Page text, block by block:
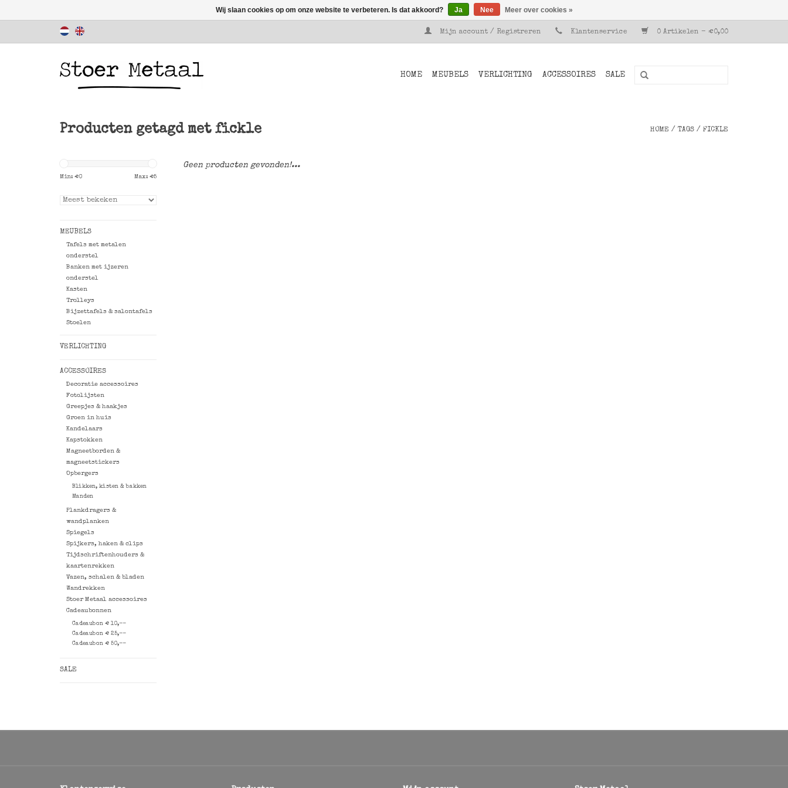
Mijn account / Registreren Klantenservice 0 Artikelen - €0,00
HOME MEUBELS VERLICHTING ACCESSOIRES SALE
Producten getagd met fickle HOME / TAGS / FICKLE
Min: €0 Max: €5
MEUBELS
Tafels met metalen
onderstel
Banken met ijzeren
onderstel
Kasten
Trolleys
Bijzettafels & salontafels
Stoelen
VERLICHTING
ACCESSOIRES
Decoratie accessoires
Fotolijsten
Greepjes & haakjes
Groen in huis
Kandelaars
Kapstokken
Magneetborden &
magneetstickers
Opbergers
Blikken, kisten & bakken
Manden
Plankdragers &
wandplanken
Spiegels
Spijkers, haken & clips
Tijdschriftenhouders &
kaartenrekken
Vazen, schalen & bladen
Wandrekken
Stoer Metaal accessoires
Cadeaubonnen
Cadeaubon € 10,--
Cadeaubon € 25,--
Cadeaubon € 50,--
SALE
Geen producten gevonden!...
Wij slaan cookies op om onze website te verbeteren. Is dat akkoord? Ja Nee Meer over cookies »